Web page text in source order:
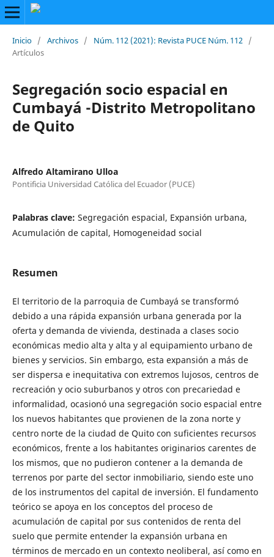
Inicio / Archivos / Núm. 112 (2021): Revista PUCE Núm. 112 /
Artículos
Segregación socio espacial en
Cumbayá -Distrito Metropolitano
de Quito
Alfredo Altamirano Ulloa
Pontificia Universidad Católica del Ecuador (PUCE)
Palabras clave: Segregación espacial, Expansión urbana,
Acumulación de capital, Homogeneidad social
Resumen
El territorio de la parroquia de Cumbayá se transformó
debido a una rápida expansión urbana generada por la
oferta y demanda de vivienda, destinada a clases socio
económicas medio alta y alta y al equipamiento urbano de
bienes y servicios. Sin embargo, esta expansión a más de
ser dispersa e inequitativa con extremos lujosos, centros de
recreación y ocio suburbanos y otros con precariedad e
informalidad, ocasionó una segregación socio espacial entre
los nuevos habitantes que provienen de la zona norte y
centro norte de la ciudad de Quito con suficientes recursos
económicos, frente a los habitantes originarios carentes de
los mismos, que no pudieron contener a la demanda de
terrenos por parte del sector inmobiliario, siendo este uno
de los instrumentos del capital de inversión. El fundamento
teórico se apoya en los conceptos del proceso de
acumulación de capital por sus contenidos de renta del
suelo que permite entender la expansión urbana en
términos de mercado en un contexto neoliberal, así como en